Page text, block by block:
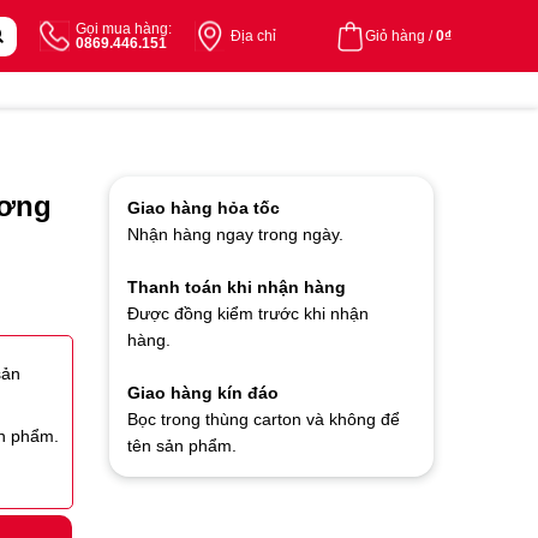
Gọi mua hàng:
0869.446.151
Địa chỉ Giỏ hàng /0₫
phẩm.
Giao hàng hỏa tốc
Nhận hàng ngay trong ngày.
Thanh toán khi nhận hàng
Được đồng kiểm trước khi nhận
hàng.
Giao hàng kín đáo
Bọc trong thùng carton và không để
tên sản phẩm.